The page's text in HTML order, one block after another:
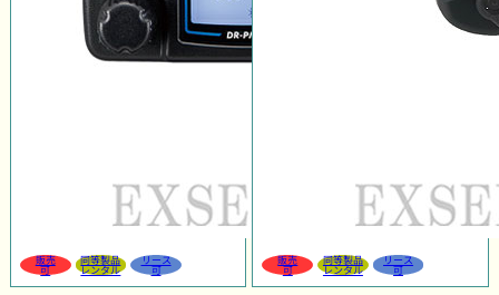
販売
可
同等製品
レンタル
リース
可
販売
可
同等製品
レンタル
リース
可